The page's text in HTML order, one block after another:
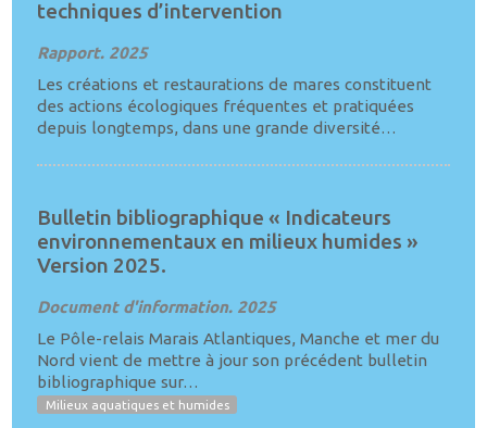
techniques d’intervention
Rapport. 2025
Les créations et restaurations de mares constituent
des actions écologiques fréquentes et pratiquées
depuis longtemps, dans une grande diversité…
Bulletin bibliographique « Indicateurs
environnementaux en milieux humides »
Version 2025.
Document d'information. 2025
Le Pôle-relais Marais Atlantiques, Manche et mer du
Nord vient de mettre à jour son précédent bulletin
bibliographique sur…
Milieux aquatiques et humides